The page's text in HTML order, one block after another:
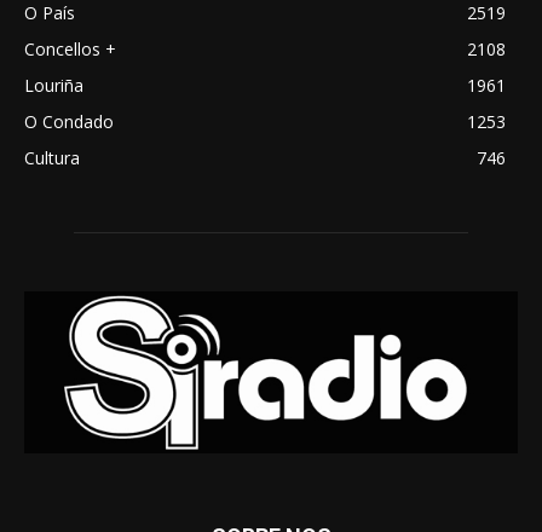
O País
2519
Concellos +
2108
Louriña
1961
O Condado
1253
Cultura
746